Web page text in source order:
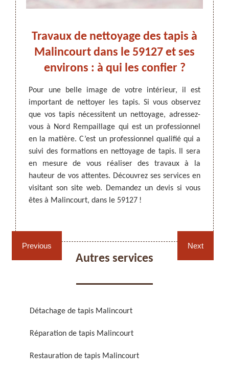
ARTISAN DEZITTER , REMPAILLAGE -
CANNAGE - RECOLLAGE, 59 NORD
Rempaillage fauteuil,
chaises et sièges 59
Cannage fauteuil, chaises
et sièges 59
Réparation de fauteuil,
Réfection de fauteuil,
Previous
Un
les
des
des
à un
ses
et
Travaux de nettoyage des tapis à
Malincourt dans le 59127 et ses
environs : à qui les confier ?
Pour une belle image de votre intérieur, il est
important de nettoyer les tapis. Si vous observez
que vos tapis nécessitent un nettoyage, adressez-
vous à Nord Rempaillage qui est un professionnel
en la matière. C’est un professionnel qualifié qui a
suivi des formations en nettoyage de tapis. Il sera
en mesure de vous réaliser des travaux à la
hauteur de vos attentes. Découvrez ses services en
visitant son site web. Demandez un devis si vous
êtes à Malincourt, dans le 59127 !
Les
de
Il
de
Next
Autres services
Détachage de tapis Malincourt
Réparation de tapis Malincourt
Restauration de tapis Malincourt